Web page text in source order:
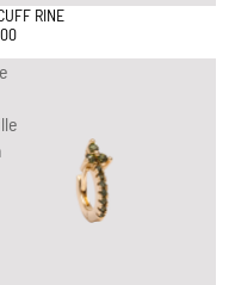
RINE